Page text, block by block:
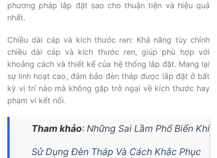
phương pháp lắp đặt sao cho thuận tiện và hiệu quả
nhất.
Chiều dài cáp và kích thước ren: Khả năng tùy chỉnh
chiều dài cáp và kích thước ren, giúp phù hợp với
khoảng cách và thiết kế của hệ thống lắp đặt. Mang lại
sự linh hoạt cao, đảm bảo đèn tháp được lắp đặt ở bất
kỳ vị trí nào mà không gặp trở ngại về kích thước hay
phạm vi kết nối.
Tham khảo: Những Sai Lầm Phổ Biến Khi
Sử Dụng Đèn Tháp Và Cách Khắc Phục